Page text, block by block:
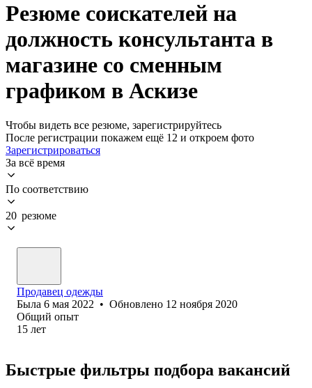
Резюме соискателей на
должность консультанта в
магазине со сменным
графиком в Аскизе
Чтобы видеть все резюме, зарегистрируйтесь
После регистрации покажем ещё 12 и откроем фото
Зарегистрироваться
За всё время
По соответствию
20 резюме
Продавец одежды
Была 6 мая 2022 • Обновлено 12 ноября 2020
Общий опыт
15 лет
Быстрые фильтры подбора вакансий